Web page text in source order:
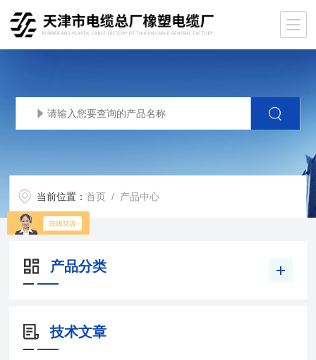
当前位置：首页 / 产品中心
产品分类
技术文章